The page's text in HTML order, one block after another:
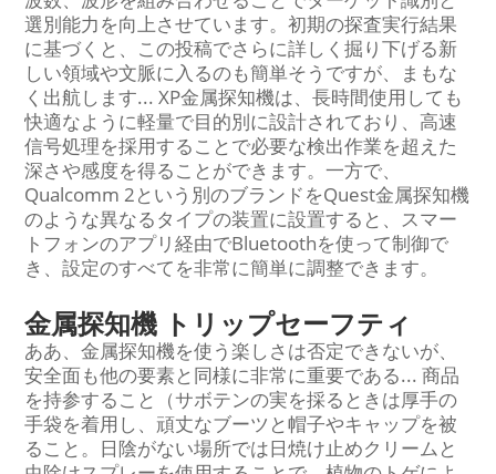
選別能力を向上させています。初期の探査実行結果
に基づくと、この投稿でさらに詳しく掘り下げる新
しい領域や文脈に入るのも簡単そうですが、まもな
く出航します... XP金属探知機は、長時間使用しても
快適なように軽量で目的別に設計されており、高速
信号処理を採用することで必要な検出作業を超えた
深さや感度を得ることができます。一方で、
Qualcomm 2という別のブランドをQuest金属探知機
のような異なるタイプの装置に設置すると、スマー
トフォンのアプリ経由でBluetoothを使って制御で
き、設定のすべてを非常に簡単に調整できます。
金属探知機 トリップセーフティ
ああ、金属探知機を使う楽しさは否定できないが、
安全面も他の要素と同様に非常に重要である... 商品
を持参すること（サボテンの実を採るときは厚手の
手袋を着用し、頑丈なブーツと帽子やキャップを被
ること。日陰がない場所では日焼け止めクリームと